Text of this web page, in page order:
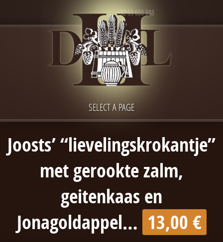
+32 53 680 888
SELECT A PAGE
Joosts’ “lievelingskrokantje”
met gerookte zalm,
geitenkaas en
Jonagoldappel… 13,00 €